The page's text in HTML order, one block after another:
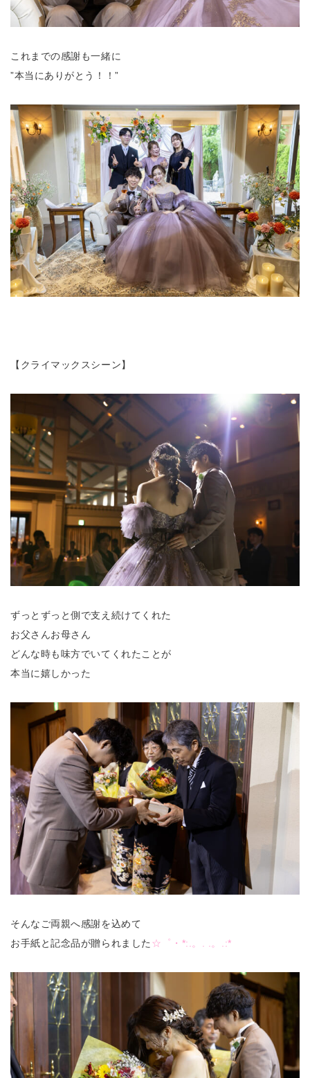
これまでの感謝も一緒に
”本当にありがとう！！”
【クライマックスシーン】
ずっとずっと側で支え続けてくれた
お父さんお母さん
どんな時も味方でいてくれたことが
本当に嬉しかった
そんなご両親へ感謝を込めて
お手紙と記念品が贈られました ☆゜・*:.。. .。.:*